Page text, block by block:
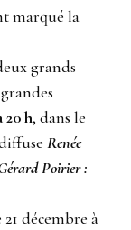
marqué la
grands
20 h, dans le
Renée
Poirier :
21 décembre à